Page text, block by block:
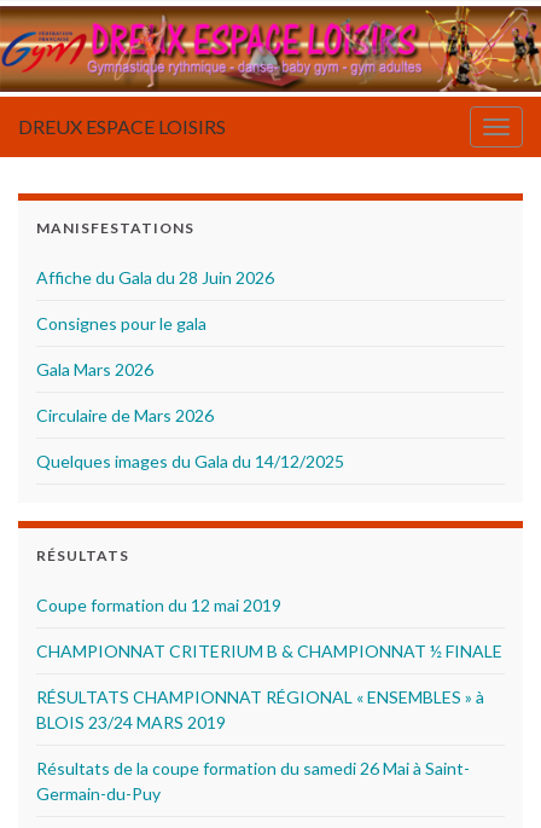
DREUX ESPACE LOISIRS
MANISFESTATIONS
Affiche du Gala du 28 Juin 2026
Consignes pour le gala
Gala Mars 2026
Circulaire de Mars 2026
Quelques images du Gala du 14/12/2025
RÉSULTATS
Coupe formation du 12 mai 2019
CHAMPIONNAT CRITERIUM B & CHAMPIONNAT ½ FINALE
RÉSULTATS CHAMPIONNAT RÉGIONAL « ENSEMBLES » à
BLOIS 23/24 MARS 2019
Résultats de la coupe formation du samedi 26 Mai à Saint-
Germain-du-Puy